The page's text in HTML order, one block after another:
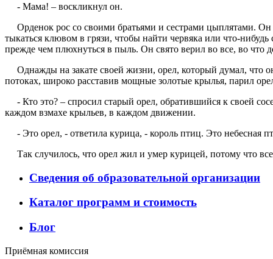
- Мама! – воскликнул он.
Орденок рос со своими братьями и сестрами цыплятами. Он
тыкаться клювом в грязи, чтобы найти червяка или что-
прежде чем плюхнуться в пыль. Он свято верил во все, во что
Однажды на закате своей жизни, орел, который думал, что
потоках, широко расставив мощные золотые крылья, парил
- Кто это? – спросил старый орел, обратившийся к своей
каждом взмахе крыльев, в каждом движении.
- Это орел, - ответила курица, - король птиц. Это
Так случилось, что орел жил и умер курицей, потому что
Сведения об образовательной организации
Каталог программ и стоимость
Блог
Приёмная комиссия